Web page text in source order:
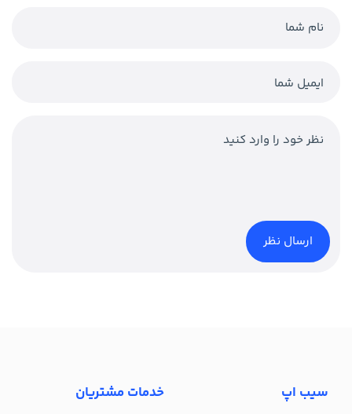
سیب اپ خدمات مشتریان